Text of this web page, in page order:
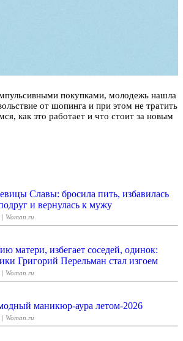
покупками, молодежь нашла
от шопинга и при этом не тратить
как это работает и что стоит за новым
Славы: бросила пить, избавилась
и вернулась к мужу
| Woman.ru
матери, избегает соседей, одинок:
Григорий Перельман стал изгоем
| Woman.ru
маникюр-аура летом-2026
| Woman.ru